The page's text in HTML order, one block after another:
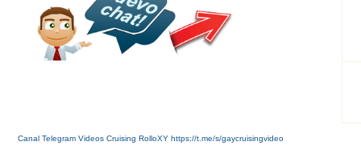
Canal Telegram Videos Cruising RolloXY https://t.me/s/gaycruisingvideo